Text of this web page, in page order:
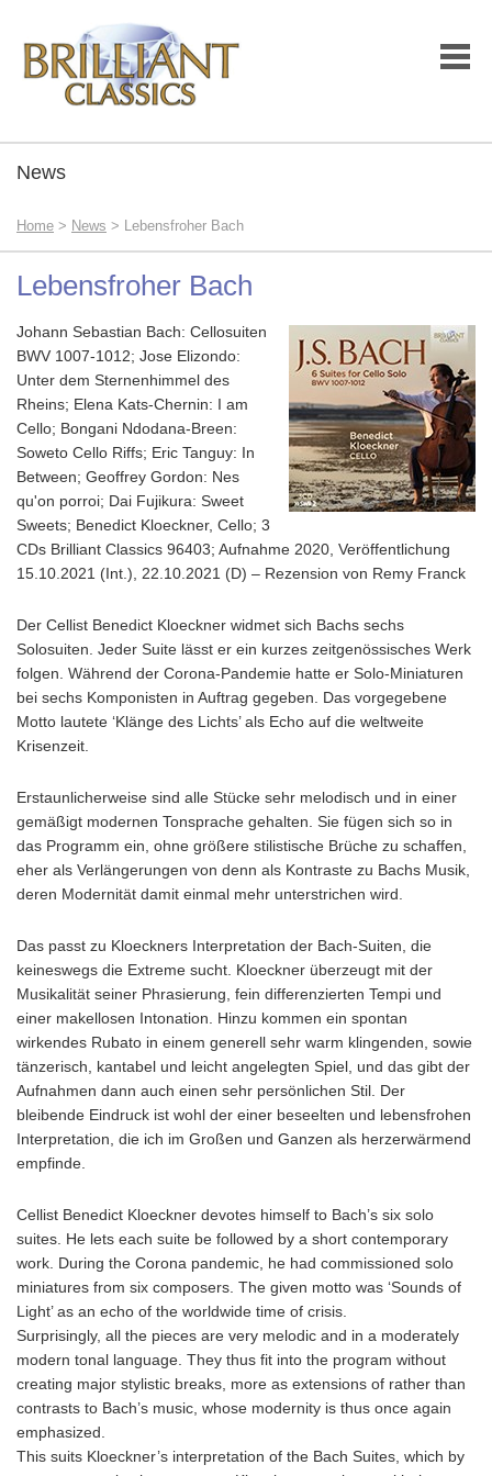
News
Home > News > Lebensfroher Bach
Lebensfroher Bach
Johann Sebastian Bach: Cellosuiten
BWV 1007-1012; Jose Elizondo:
Unter dem Sternenhimmel des
Rheins; Elena Kats-Chernin: I am
Cello; Bongani Ndodana-Breen:
Soweto Cello Riffs; Eric Tanguy: In
Between; Geoffrey Gordon: Nes
qu'on porroi; Dai Fujikura: Sweet
Sweets; Benedict Kloeckner, Cello; 3
CDs Brilliant Classics 96403; Aufnahme 2020, Veröffentlichung
15.10.2021 (Int.), 22.10.2021 (D) – Rezension von Remy Franck
Der Cellist Benedict Kloeckner widmet sich Bachs sechs
Solosuiten. Jeder Suite lässt er ein kurzes zeitgenössisches Werk
folgen. Während der Corona-Pandemie hatte er Solo-Miniaturen
bei sechs Komponisten in Auftrag gegeben. Das vorgegebene
Motto lautete ‘Klänge des Lichts’ als Echo auf die weltweite
Krisenzeit.
Erstaunlicherweise sind alle Stücke sehr melodisch und in einer
gemäßigt modernen Tonsprache gehalten. Sie fügen sich so in
das Programm ein, ohne größere stilistische Brüche zu schaffen,
eher als Verlängerungen von denn als Kontraste zu Bachs Musik,
deren Modernität damit einmal mehr unterstrichen wird.
Das passt zu Kloeckners Interpretation der Bach-Suiten, die
keineswegs die Extreme sucht. Kloeckner überzeugt mit der
Musikalität seiner Phrasierung, fein differenzierten Tempi und
einer makellosen Intonation. Hinzu kommen ein spontan
wirkendes Rubato in einem generell sehr warm klingenden, sowie
tänzerisch, kantabel und leicht angelegten Spiel, und das gibt der
Aufnahmen dann auch einen sehr persönlichen Stil. Der
bleibende Eindruck ist wohl der einer beseelten und lebensfrohen
Interpretation, die ich im Großen und Ganzen als herzerwärmend
empfinde.
Cellist Benedict Kloeckner devotes himself to Bach’s six solo
suites. He lets each suite be followed by a short contemporary
work. During the Corona pandemic, he had commissioned solo
miniatures from six composers. The given motto was ‘Sounds of
Light’ as an echo of the worldwide time of crisis.
Surprisingly, all the pieces are very melodic and in a moderately
modern tonal language. They thus fit into the program without
creating major stylistic breaks, more as extensions of rather than
contrasts to Bach’s music, whose modernity is thus once again
emphasized.
This suits Kloeckner’s interpretation of the Bach Suites, which by